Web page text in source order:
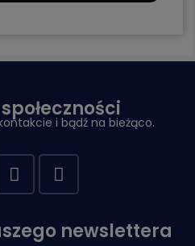
i bądź na bieżąco.
newslettera